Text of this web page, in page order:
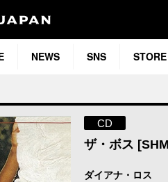
NEWS SNS STORE
CD
ザ・ボス
ダイアナ・ロス